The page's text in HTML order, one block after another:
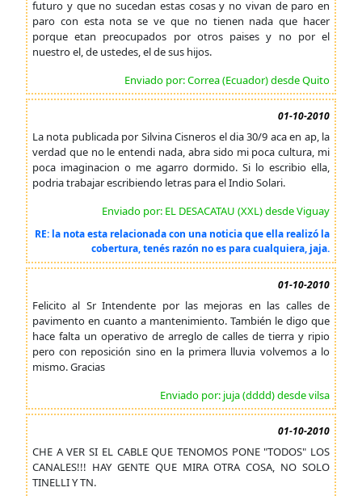
futuro y que no sucedan estas cosas y no vivan de paro en
paro con esta nota se ve que no tienen nada que hacer
porque etan preocupados por otros paises y no por el
nuestro el, de ustedes, el de sus hijos.
Enviado por: Correa (Ecuador) desde Quito
01-10-2010
La nota publicada por Silvina Cisneros el dia 30/9 aca en ap, la
verdad que no le entendi nada, abra sido mi poca cultura, mi
poca imaginacion o me agarro dormido. Si lo escribio ella,
podria trabajar escribiendo letras para el Indio Solari.
Enviado por: EL DESACATAU (XXL) desde Viguay
RE: la nota esta relacionada con una noticia que ella realizó la
cobertura, tenés razón no es para cualquiera, jaja.
01-10-2010
Felicito al Sr Intendente por las mejoras en las calles de
pavimento en cuanto a mantenimiento. También le digo que
hace falta un operativo de arreglo de calles de tierra y ripio
pero con reposición sino en la primera lluvia volvemos a lo
mismo. Gracias
Enviado por: juja (dddd) desde vilsa
01-10-2010
CHE A VER SI EL CABLE QUE TENOMOS PONE "TODOS" LOS
CANALES!!! HAY GENTE QUE MIRA OTRA COSA, NO SOLO
TINELLI Y TN.